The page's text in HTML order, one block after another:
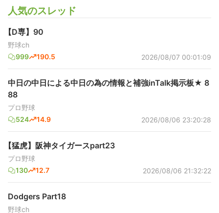
人気のスレッド
【D専】90
野球ch
999
190.5 2026/08/07 00:01:09
中日の中日による中日の為の情報と補強inTalk掲示板★ 8
88
プロ野球
524
14.9 2026/08/06 23:20:28
【猛虎】阪神タイガースpart23
プロ野球
130
12.7 2026/08/06 21:32:22
Dodgers Part18
野球ch